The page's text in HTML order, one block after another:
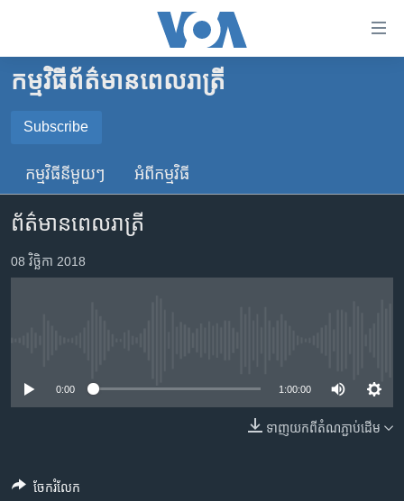
គេហទំព័រ​
ទាក់ទង
រំលង​
ទំព័រ​
ព័ត៌មាន​​
តែ​
ម្តង
រចនា
ចូល​
កម្ពុជា
អន្តរជាតិ
ចិន
ហេឡូវីអូអេ
កម្ពុជាច្នៃប្រតិដ្ឋ
កម្មវិធីទាំងអស់
បណ្តាញ​សង្គម
កម្មវិធី​ព័ត៌មាន​ពេលរាត្រី
Subscribe
SUBSCRIBE
YouTube Music
កម្មវិធី​នីមួយៗ អំពី​កម្មវិធី​
ព័ត៌មានពេលរាត្រី
08 វិច្ឆិកា 2018
0:00 1:00:00
ទាញ​យក​ពី​តំណភ្ជាប់​ដើម
ចែករំលែក